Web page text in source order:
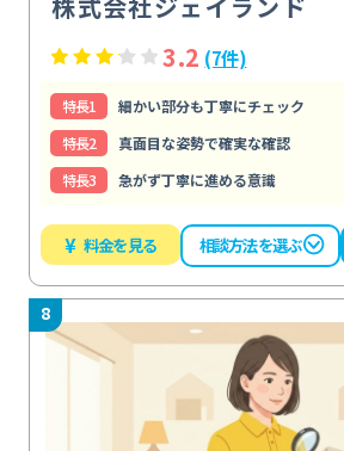
3.2 (7件)
特⻑1
細かい部分も丁寧にチェック
特⻑2
真面目な姿勢で確実な確認
特⻑3
急がず丁寧に進める意識
¥ 料金を見る 相談方法を選ぶ
8